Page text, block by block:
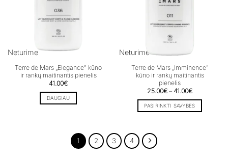
Neturime
Terre de Mars „Elegance” kūno
ir rankų maitinantis pienelis
41.00€
DAUGIAU
Neturime
Terre de Mars „Imminence”
kūno ir rankų maitinantis
pienelis
25.00€ – 41.00€Price
25.00€
through
PASIRINKTI SAVYBES
1 2 3 4